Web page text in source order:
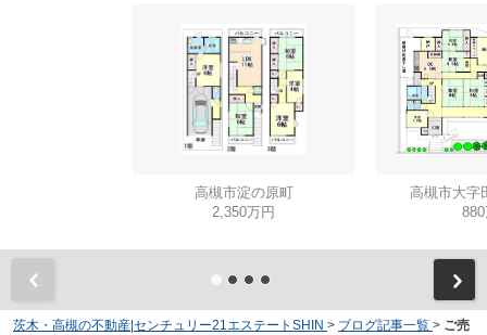
高槻市淀の原町
2,350万円
高槻市大字
茨木・高槻の不動産|センチュリー21エステートSHIN > ブログ記事一覧 > ご売